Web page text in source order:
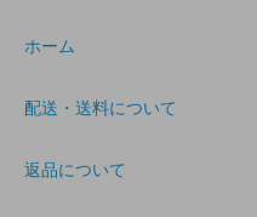
ホーム
配送・送料について
返品について